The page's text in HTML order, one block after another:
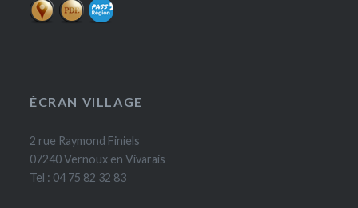
ÉCRAN VILLAGE
2 rue Raymond Finiels
07240 Vernoux en Vivarais
Tel : 04 75 82 32 83